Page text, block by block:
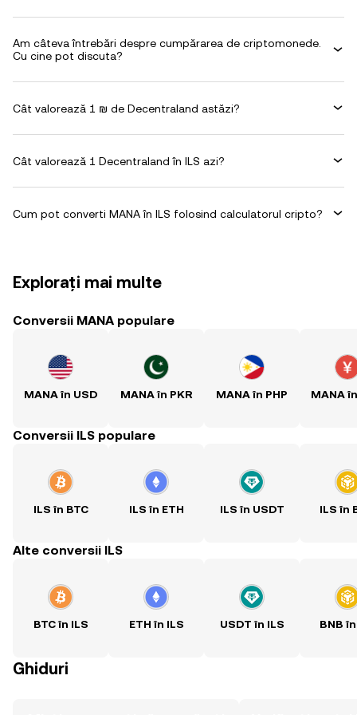
Am câteva întrebări despre cumpărarea de criptomonede.
Cu cine pot discuta?
Cât valorează 1 ₪ de Decentraland astăzi?
Cât valorează 1 Decentraland în ILS azi?
Cum pot converti MANA în ILS folosind calculatorul cripto?
Explorați mai multe
Conversii MANA populare
MANA în USD MANA în PKR MANA în PHP MANA
Conversii ILS populare
ILS în BTC ILS în ETH ILS în USDT ILS în
Alte conversii ILS
BTC în ILS ETH în ILS USDT în ILS BNB
Ghiduri